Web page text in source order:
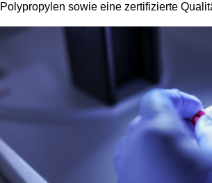
Polypropylen sowie eine zertifizierte